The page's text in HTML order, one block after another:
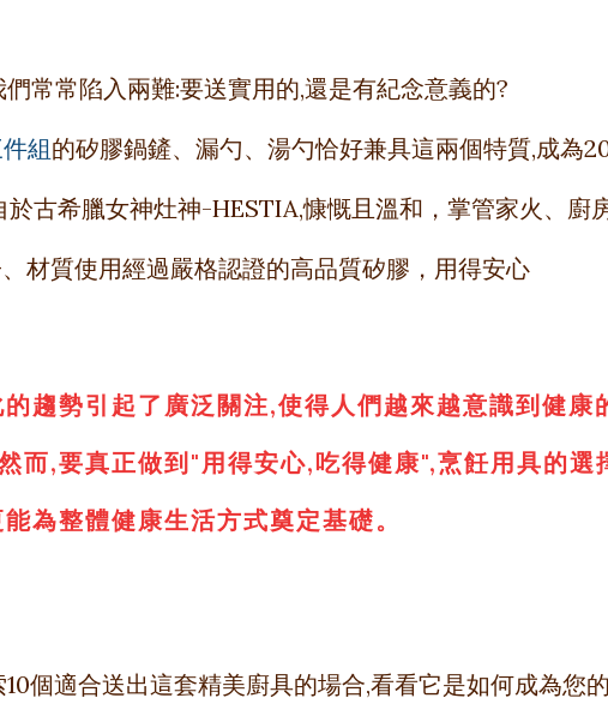
常常陷入兩難:要送實用的,還是有紀念意義的?
組的矽膠鍋鏟、漏勺、湯勺恰好兼具這兩個特質,成為
於古希臘女神灶神-HESTIA,慷慨且溫和，掌管家火、
材質使用經過嚴格認證的高品質矽膠，用得安心
趨勢引起了廣泛關注,使得人們越來越意識到健
而,要真正做到"用得安心,吃得健康",烹飪用具的
為整體健康生活方式奠定基礎。
個適合送出這套精美廚具的場合,看看它是如何成為您的